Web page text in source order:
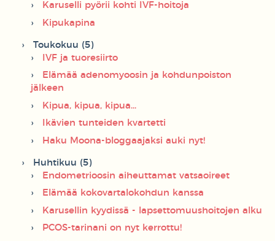
Karuselli pyörii kohti IVF-hoitoja
Kipukapina
Toukokuu (5)
IVF ja tuoresiirto
Elämää adenomyoosin ja kohdunpoiston
jälkeen
Kipua, kipua, kipua...
Ikävien tunteiden kvartetti
Haku Moona-bloggaajaksi auki nyt!
Huhtikuu (5)
Endometrioosin aiheuttamat vatsaoireet
Elämää kokovartalokohdun kanssa
Karusellin kyydissä - lapsettomuushoitojen alku
PCOS-tarinani on nyt kerrottu!